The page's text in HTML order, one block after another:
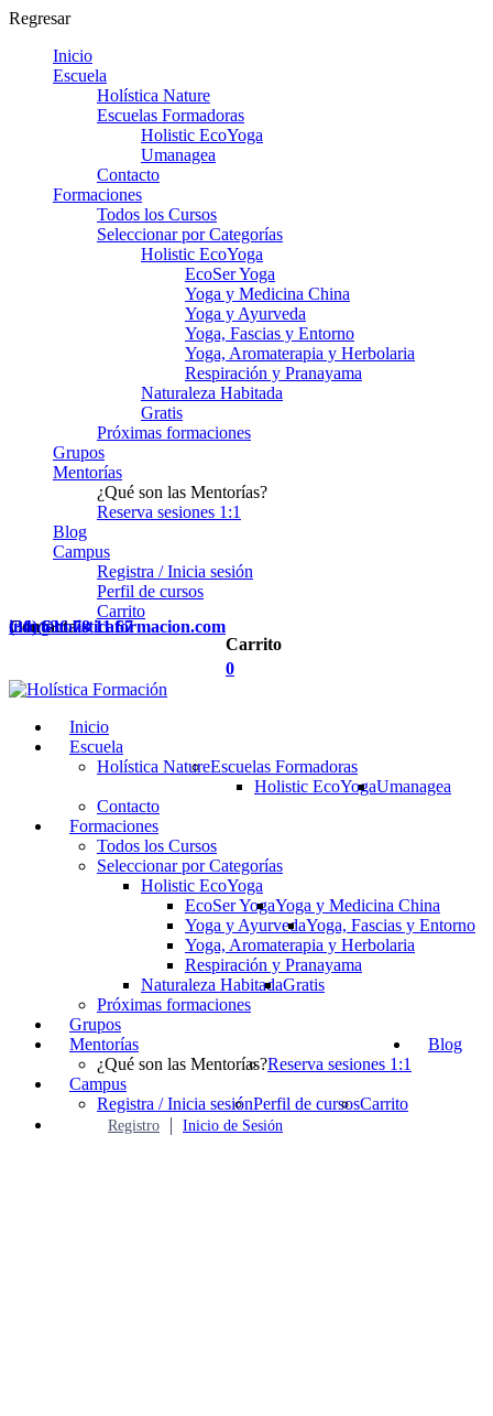
Regresar
Inicio
Escuela
Holística Nature
Escuelas Formadoras
Holistic EcoYoga
Umanagea
Contacto
Formaciones
Todos los Cursos
Seleccionar por Categorías
Holistic EcoYoga
EcoSer Yoga
Yoga y Medicina China
Yoga y Ayurveda
Yoga, Fascias y Entorno
Yoga, Aromaterapia y Herbolaria
Respiración y Pranayama
Naturaleza Habitada
Gratis
Próximas formaciones
Grupos
Mentorías
¿Qué son las Mentorías?
Reserva sesiones 1:1
Blog
Campus
Registra / Inicia sesión
Perfil de cursos
Carrito
Contacta
(34) 636 78 11 67
info@holisticaformacion.com
Carrito
0
Inicio
Escuela
Holística NatureEscuelas Formadoras
Holistic EcoYogaUmanagea
Contacto
Formaciones
Todos los Cursos
Seleccionar por Categorías
Holistic EcoYoga
EcoSer YogaYoga y Medicina China
Yoga y AyurvedaYoga, Fascias y Entorno
Yoga, Aromaterapia y Herbolaria
Respiración y Pranayama
Naturaleza HabitadaGratis
Próximas formaciones
Grupos
Mentorías
¿Qué son las Mentorías?Reserva sesiones 1:1
Blog
Campus
Registra / Inicia sesiónPerfil de cursosCarrito
Registro Inicio de Sesión